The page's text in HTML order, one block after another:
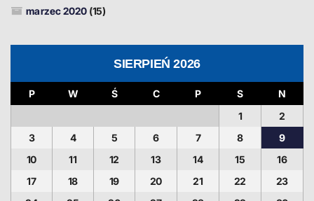
marzec 2020 (15)
SIERPIEŃ 2026
P W Ś C P S
N
1
2
3
4 5 6 7 8
9
10
11 12 13 14 15
16
17
18 19 20 21 22
23